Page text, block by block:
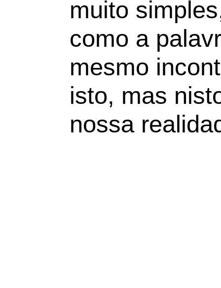
muito
como a
mesmo
isto, mas
nossa